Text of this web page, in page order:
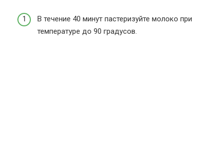
В течение 40 минут пастеризуйте молоко при
температуре до 90 градусов.